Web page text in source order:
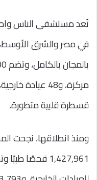
تُعد مستشفى الناس
في مصر والشرق
قسطرة قلبية متطورة.
ومنذ انطلاقها، نجحت